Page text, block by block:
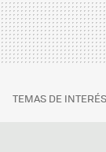
TEMAS DE INTERÉS